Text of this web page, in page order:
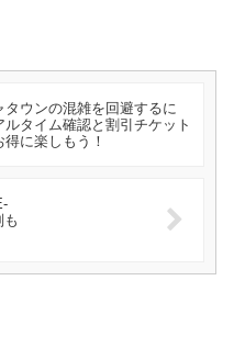
タウンの混雑を回避するに
ルタイム確認と割引チケット
に楽しもう！